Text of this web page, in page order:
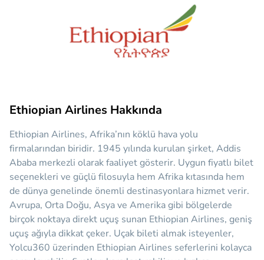
Ethiopian Airlines Hakkında
Ethiopian Airlines, Afrika’nın köklü hava yolu
firmalarından biridir. 1945 yılında kurulan şirket, Addis
Ababa merkezli olarak faaliyet gösterir. Uygun fiyatlı bilet
seçenekleri ve güçlü filosuyla hem Afrika kıtasında hem
de dünya genelinde önemli destinasyonlara hizmet verir.
Avrupa, Orta Doğu, Asya ve Amerika gibi bölgelerde
birçok noktaya direkt uçuş sunan Ethiopian Airlines, geniş
uçuş ağıyla dikkat çeker. Uçak bileti almak isteyenler,
Yolcu360 üzerinden Ethiopian Airlines seferlerini kolayca